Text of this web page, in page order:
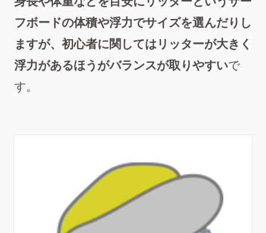
フボードの体積や浮力でサイズを選んだりし
ますが、初心者に関してはリッターが大きく
浮力があるほうがバランスが取りやすいで
す。